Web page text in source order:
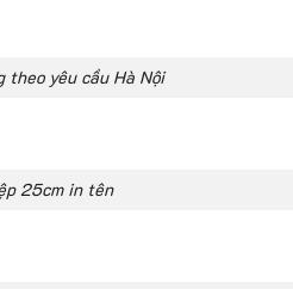
theo yêu cầu Hà Nội
25cm in tên